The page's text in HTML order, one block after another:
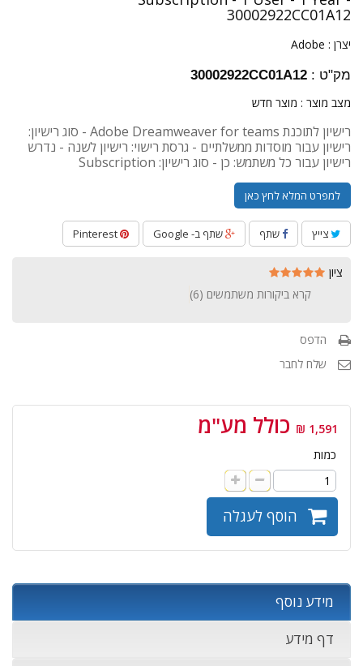
30002922CC01A12
יצרן : Adobe
מק"ט : 30002922CC01A12
מצב מוצר : מוצר חדש
רישיון לתוכנת Adobe Dreamweaver for teams - סוג רישיון:
רישיון עבור מוסדות ממשלתיים - גרסת רישוי: רישיון לשנה - נדרש
רישיון עבור כל משתמש: כן - סוג רישיון: Subscription
למפרט המלא לחץ כאן
צייץ שתף שתף ב- Google
ציון
קרא ביקורות משתמשים (6
)
הדפס
שלח לחבר
1,591 ₪ כולל מע"מ
כמות
הוסף לעגלה
מידע נוסף
דף מידע